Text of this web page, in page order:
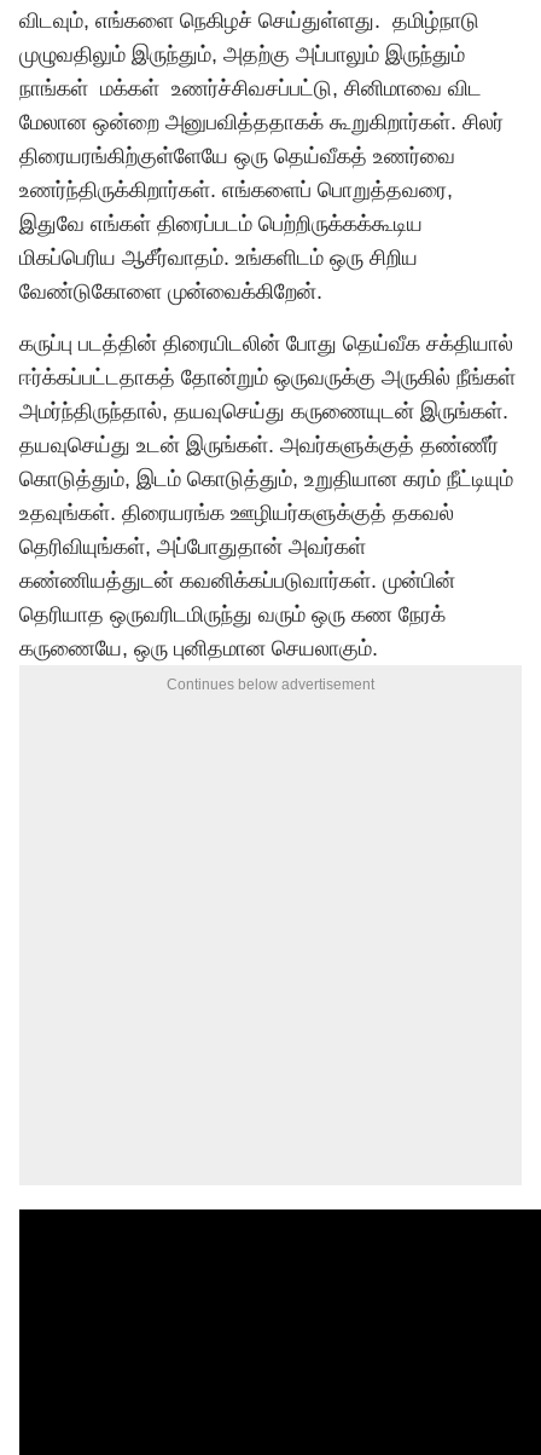
விடவும், எங்களை நெகிழச் செய்துள்ளது. தமிழ்நாடு
முழுவதிலும் இருந்தும், அதற்கு அப்பாலும் இருந்தும்
நாங்கள் மக்கள் உணர்ச்சிவசப்பட்டு, சினிமாவை விட
மேலான ஒன்றை அனுபவித்ததாகக் கூறுகிறார்கள். சிலர்
திரையரங்கிற்குள்ளேயே ஒரு தெய்வீகத் உணர்வை
உணர்ந்திருக்கிறார்கள். எங்களைப் பொறுத்தவரை,
இதுவே எங்கள் திரைப்படம் பெற்றிருக்கக்கூடிய
மிகப்பெரிய ஆசீர்வாதம். உங்களிடம் ஒரு சிறிய
வேண்டுகோளை முன்வைக்கிறேன்.
கருப்பு படத்தின் திரையிடலின் போது தெய்வீக சக்தியால்
ஈர்க்கப்பட்டதாகத் தோன்றும் ஒருவருக்கு அருகில் நீங்கள்
அமர்ந்திருந்தால், தயவுசெய்து கருணையுடன் இருங்கள்.
தயவுசெய்து உடன் இருங்கள். அவர்களுக்குத் தண்ணீர்
கொடுத்தும், இடம் கொடுத்தும், உறுதியான கரம் நீட்டியும்
உதவுங்கள். திரையரங்க ஊழியர்களுக்குத் தகவல்
தெரிவியுங்கள், அப்போதுதான் அவர்கள்
கண்ணியத்துடன் கவனிக்கப்படுவார்கள். முன்பின்
தெரியாத ஒருவரிடமிருந்து வரும் ஒரு கண நேரக்
கருணையே, ஒரு புனிதமான செயலாகும்.
Continues below advertisement